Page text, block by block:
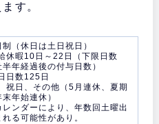
す。
（休日は土日祝日）
休暇10日～22日（下限日数
年経過後の付与日数）
日数125日
祝日、その他（5月連休、夏期
年始連休）
ンダーにより、年数回土曜出
る可能性があり。